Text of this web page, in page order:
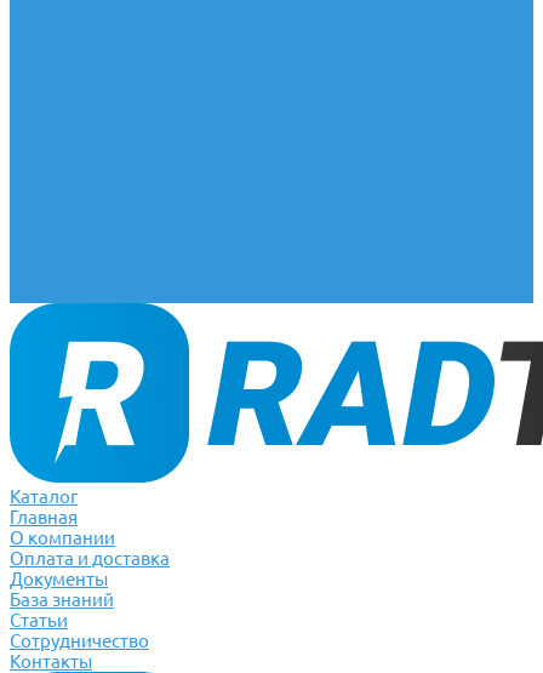
Каталог
Главная
О компании
Оплата и доставка
Документы
База знаний
Статьи
Сотрудничество
Контакты